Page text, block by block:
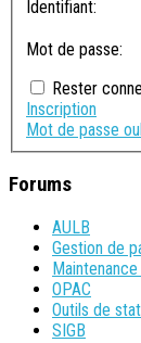
Identifiant:
Mot de passe:
Rester
Inscription
Mot de passe
Forums
AULB
Gestion de
OPAC
Outils de
SIGB